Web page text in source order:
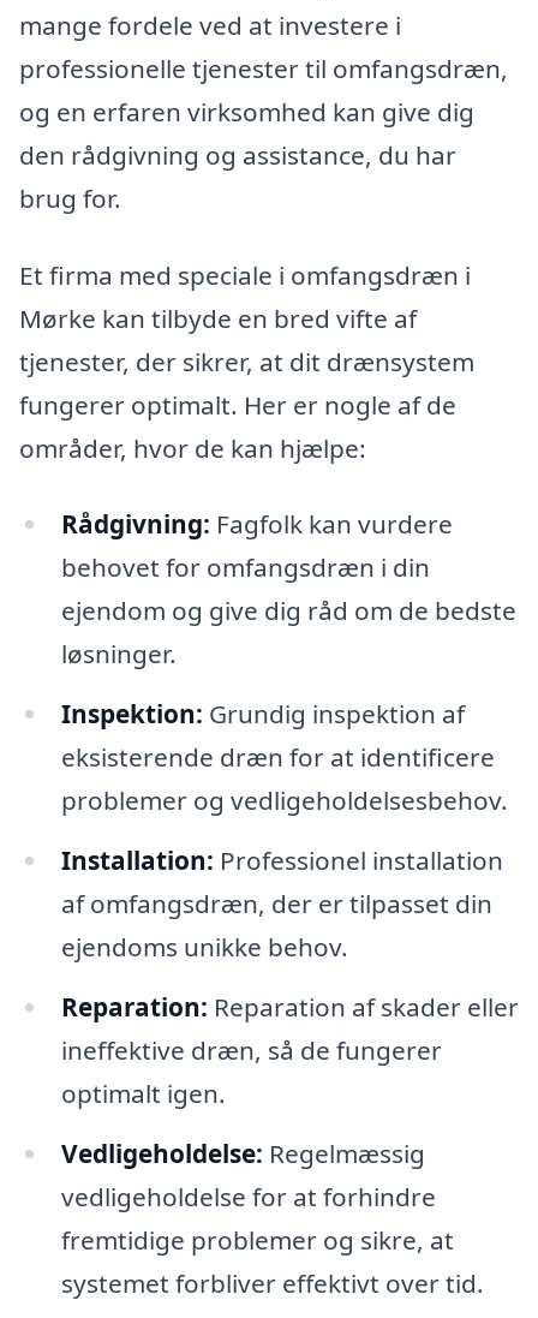
mange fordele ved at investere i
professionelle tjenester til omfangsdræn,
og en erfaren virksomhed kan give dig
den rådgivning og assistance, du har
brug for.
Et firma med speciale i omfangsdræn i
Mørke kan tilbyde en bred vifte af
tjenester, der sikrer, at dit drænsystem
fungerer optimalt. Her er nogle af de
områder, hvor de kan hjælpe:
Rådgivning: Fagfolk kan vurdere
behovet for omfangsdræn i din
ejendom og give dig råd om de bedste
løsninger.
Inspektion: Grundig inspektion af
eksisterende dræn for at identificere
problemer og vedligeholdelsesbehov.
Installation: Professionel installation
af omfangsdræn, der er tilpasset din
ejendoms unikke behov.
Reparation: Reparation af skader eller
ineffektive dræn, så de fungerer
optimalt igen.
Vedligeholdelse: Regelmæssig
vedligeholdelse for at forhindre
fremtidige problemer og sikre, at
systemet forbliver effektivt over tid.